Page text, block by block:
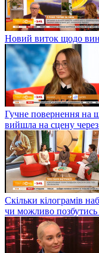
Новий виток щодо
Гучне повернення на
вийшла на сцену
Скільки кілограмів
чи можливо позбутись